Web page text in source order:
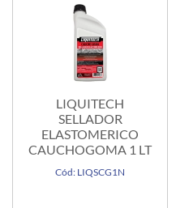
LIQUITECH
SELLADOR
ELASTOMERICO
CAUCHOGOMA 1 LT
Cód: LIQSCG1N